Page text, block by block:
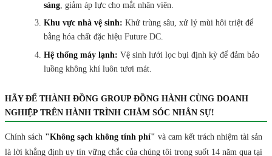
sáng, giảm áp lực cho mắt nhân viên.
Khu vực nhà vệ sinh: Khử trùng sâu, xử lý mùi hôi triệt để
bằng hóa chất đặc hiệu Future DC.
Hệ thống máy lạnh: Vệ sinh lưới lọc bụi định kỳ để đảm bảo
luồng không khí luôn tươi mát.
HÃY ĐỂ THÀNH ĐỒNG GROUP ĐỒNG HÀNH CÙNG DOANH
NGHIỆP TRÊN HÀNH TRÌNH CHĂM SÓC NHÂN SỰ!
Chính sách "Không sạch không tính phí" và cam kết trách nhiệm tài sản
là lời khẳng định uy tín vững chắc của chúng tôi trong suốt 14 năm qua tại